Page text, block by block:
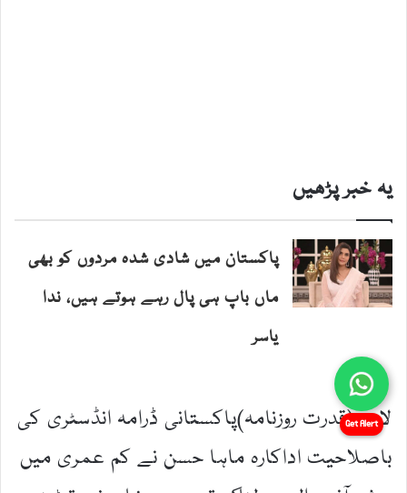
Get Alert